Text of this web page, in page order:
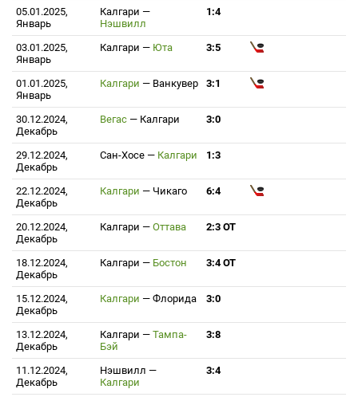
05.01.2025,
Январь
Калгари —
Нэшвилл
1:4
03.01.2025,
Январь
Калгари — Юта 3:5
01.01.2025,
Январь
Калгари — Ванкувер 3:1
30.12.2024,
Декабрь
Вегас — Калгари 3:0
29.12.2024,
Декабрь
Сан-Хосе — Калгари 1:3
22.12.2024,
Декабрь
Калгари — Чикаго 6:4
20.12.2024,
Декабрь
Калгари — Оттава 2:3 ОТ
18.12.2024,
Декабрь
Калгари — Бостон 3:4 ОТ
15.12.2024,
Декабрь
Калгари — Флорида 3:0
13.12.2024,
Декабрь
Калгари — Тампа-
Бэй
3:8
11.12.2024,
Декабрь
Нэшвилл —
Калгари
3:4